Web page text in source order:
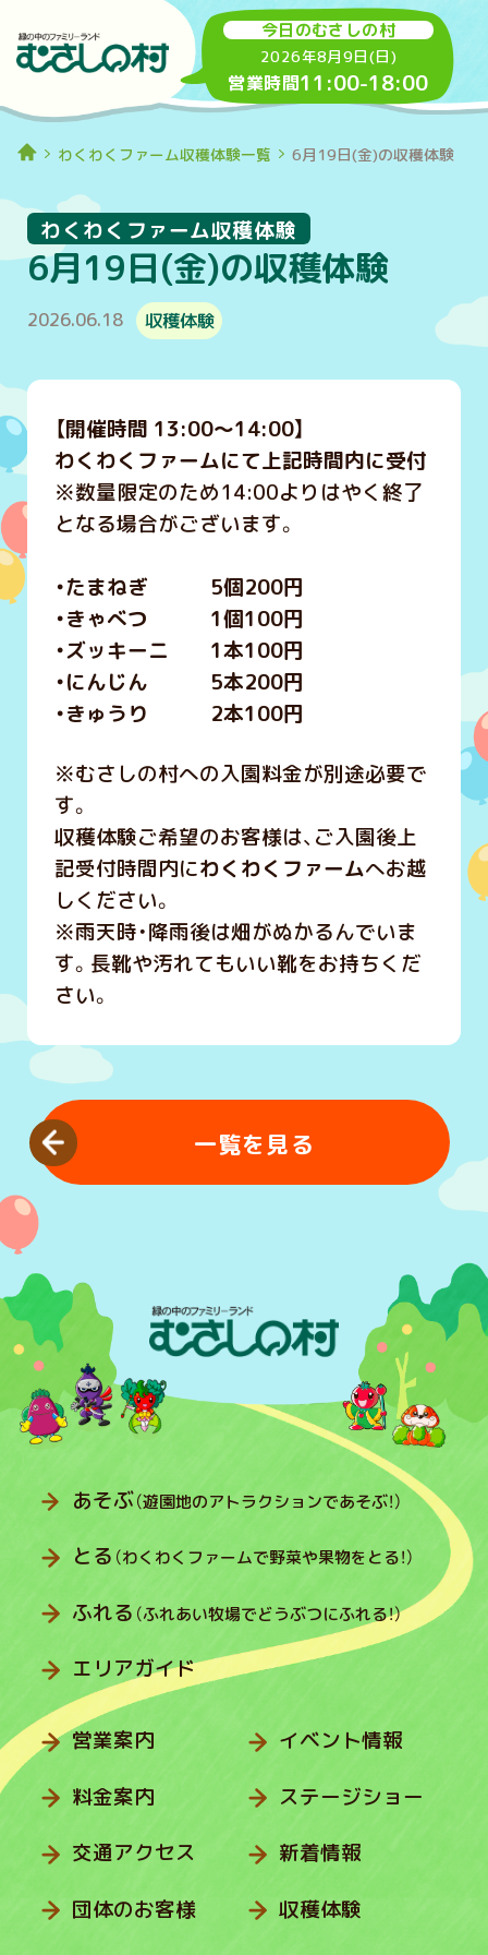
今日のむさしの村
2026年8月9日(日)
営業時間11:00-18:00
わくわくファーム収穫体験一覧 6月19日(金)の収穫体験
6月19日(金)の収穫体験
わくわくファーム収穫体験
2026.06.18 収穫体験
【開催時間 13:00～14:00】
わくわくファームにて上記時間内に受付
※数量限定のため14:00よりはやく終了
となる場合がございます。
・たまねぎ 5個200円
・きゃべつ 1個100円
・ズッキーニ 1本100円
・にんじん 5本200円
・きゅうり 2本100円
※むさしの村への入園料金が別途必要で
す。
収穫体験ご希望のお客様は、ご入園後上
記受付時間内にわくわくファームへお越
しください。
※雨天時・降雨後は畑がぬかるんでいま
す。長靴や汚れてもいい靴をお持ちくだ
さい。
一覧を見る
あそぶ（遊園地のアトラクションであそぶ！）
とる （わくわくファームで野菜や果物をとる！）
ふれる （ふれあい牧場でどうぶつにふれる！）
エリアガイド
営業案内
料金案内
交通アクセス
団体のお客様
イベント情報
ステージショー
新着情報
収穫体験